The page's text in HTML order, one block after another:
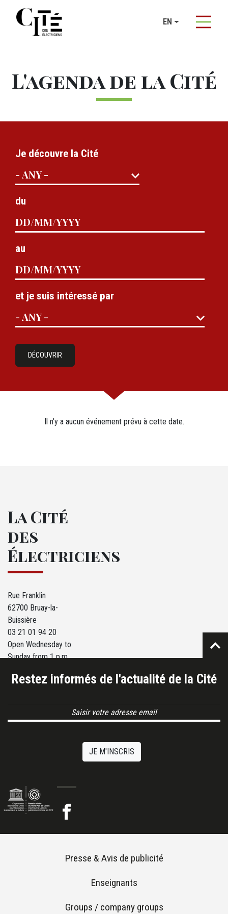
EN
L'agenda de la Cité
Je découvre la Cité
du
au
et je suis intéressé par
DÉCOUVRIR
Il n'y a aucun événement prévu à cette date.
La Cité
des
Électriciens
Rue Franklin
62700 Bruay-la-
Buissière
03 21 01 94 20
Open Wednesday to
Sunday from 1 p.m.
Restez informés de l'actualité de la Cité
JE M'INSCRIS
Footer menu
Presse & Avis de publicité
Enseignants
Groups / company groups
Cookies management panel